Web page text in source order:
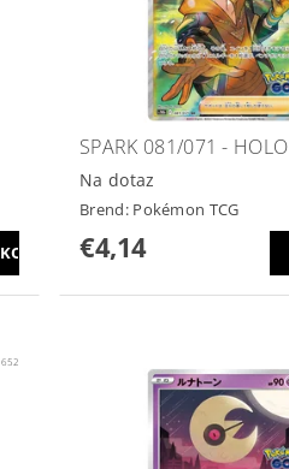
SPARK 081/071 - HOLO
Na dotaz
Brend: Pokémon TCG
€4,14
652